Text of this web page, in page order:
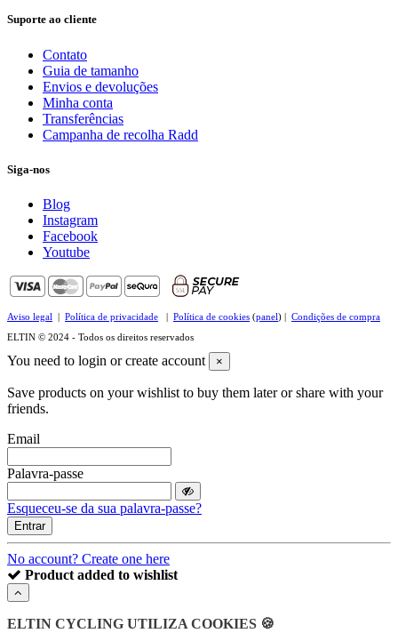
Suporte ao cliente
Contato
Guia de tamanho
Envios e devoluções
Minha conta
Transferências
Campanha de recolha Radd
Siga-nos
Blog
Instagram
Facebook
Youtube
Aviso legal | Política de privacidade | Política de cookies (panel) | Condições de compra
ELTIN © 2024 - Todos os direitos reservados
You need to login or create account ×
Save products on your wishlist to buy them later or share with your
friends.
Email
Palavra-passe
Esqueceu-se da sua palavra-passe?
Entrar
No account? Create one here
Product added to wishlist
Clear
ELTIN CYCLING UTILIZA COOKIES 🍪